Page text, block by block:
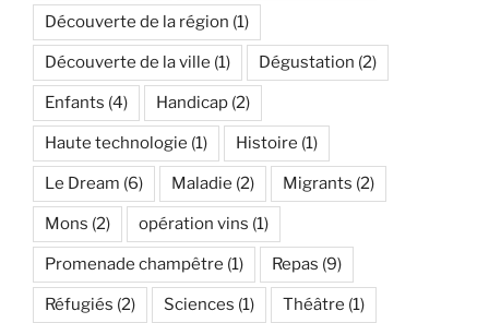
Découverte de la région (1)
Découverte de la ville (1) Dégustation (2)
Enfants (4) Handicap (2)
Haute technologie (1) Histoire (1)
Le Dream (6) Maladie (2) Migrants (2)
Mons (2) opération vins (1)
Promenade champêtre (1) Repas (9)
Réfugiés (2) Sciences (1) Théâtre (1)